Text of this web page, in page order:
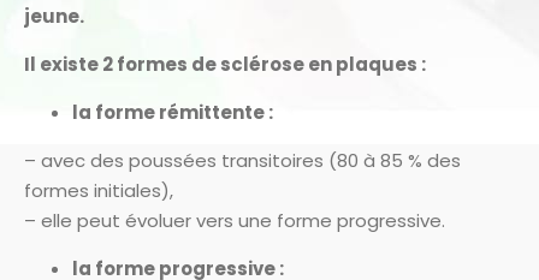
jeune.
Il existe 2 formes de sclérose en plaques :
la forme rémittente :
– avec des poussées transitoires (80 à 85 % des
formes initiales),
– elle peut évoluer vers une forme progressive.
la forme progressive :